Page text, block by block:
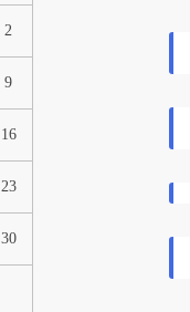
2
9
16
23
30